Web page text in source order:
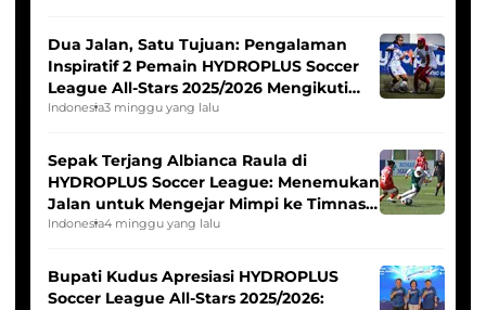
Dua Jalan, Satu Tujuan: Pengalaman
Inspiratif 2 Pemain HYDROPLUS Soccer
League All-Stars 2025/2026 Mengikuti
Seleksi Timnas Indonesia Putri
Indonesia3 minggu yang lalu
Sepak Terjang Albianca Raula di
HYDROPLUS Soccer League: Menemukan
Jalan untuk Mengejar Mimpi ke Timnas
Indonesia Putri
Indonesia4 minggu yang lalu
Bupati Kudus Apresiasi HYDROPLUS
Soccer League All-Stars 2025/2026: